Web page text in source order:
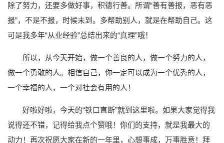
除了努力，还要多做好事，积德行善。所谓“善有善报，恶有恶
报”，不是不报，时候未到。多帮助别人，就是在帮助自己。这
可是我多年“从业经验”总结出来的“真理”哦！
所以，从今天开始，做一个善良的人，做一个努力的人，
做一个勇敢的人。相信自己，你一定可以成为一个优秀的人，
一个幸福的人，一个对社会有用的人！
好啦好啦，今天的“铁口直断”就到这里啦。如果大家觉得我
说得还不错，记得给我点个赞哦！你们的支持，就是我最大的
动力！再次祝愿大家在新的一年里，心想事成，万事胜意！拜